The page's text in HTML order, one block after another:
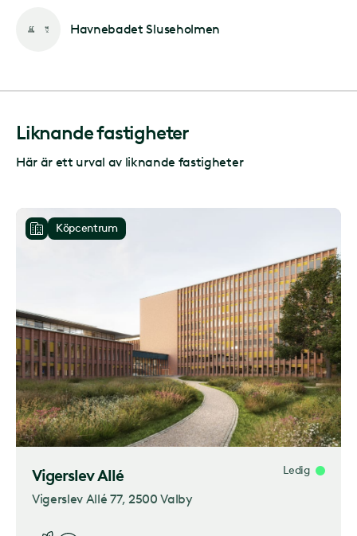
Havnebadet Sluseholmen
Liknande fastigheter
Här är ett urval av liknande fastigheter
Köpcentrum
Vigerslev Allé Ledig
Vigerslev Allé 77, 2500 Valby